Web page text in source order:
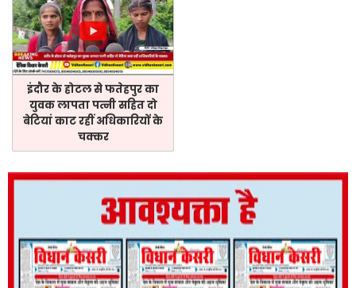
इंदौर के होटल से फतेहपुर का
युवक लापता पत्नी सहित दो
बेटियां काट रहीं अधिकारियों के
चक्कर